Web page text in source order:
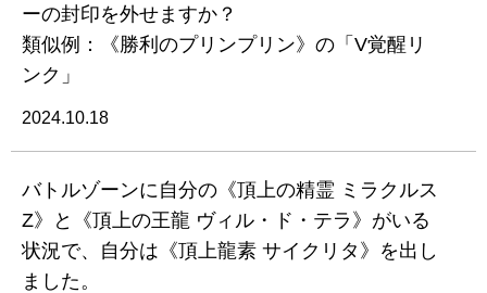
ーの封印を外せますか？
類似例：《勝利のプリンプリン》の「V覚醒リ
ンク」
2024.10.18
バトルゾーンに自分の《頂上の精霊 ミラクルス
Z》と《頂上の王龍 ヴィル・ド・テラ》がいる
状況で、自分は《頂上龍素 サイクリタ》を出し
ました。